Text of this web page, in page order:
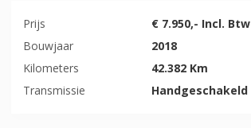
Prijs
€ 7.950,- Incl. Btw
Bouwjaar
2018
Kilometers
42.382 Km
Transmissie
Handgeschakeld